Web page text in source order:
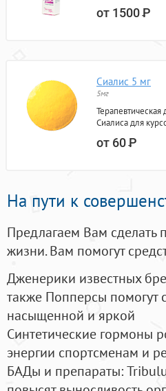
от 1500Р
Сиалис 5 мг
5мг
Терапевтическая
Сиалиса для
от 60Р
На пути к
Предлагаем Вам сделать
жизни. Вам помогут
Дженерики известных
также Попперсы помогут
насыщенной и яркой
Синтетические гормоны
энергии спортсменам и
БАДы и препараты: